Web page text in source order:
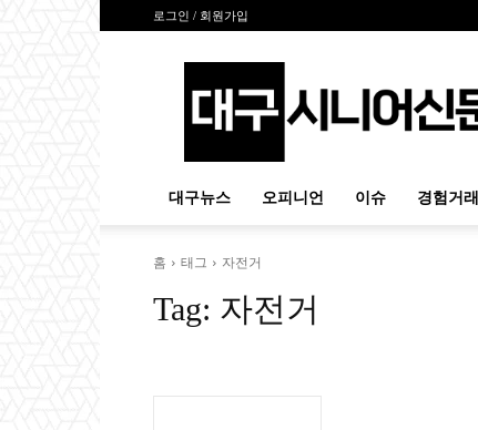
로그인 / 회원가입
시
대구뉴스 오피니언 이슈 경험거
홈 태그 자전거
Tag: 자전거